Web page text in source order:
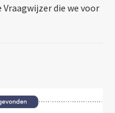
die we voor